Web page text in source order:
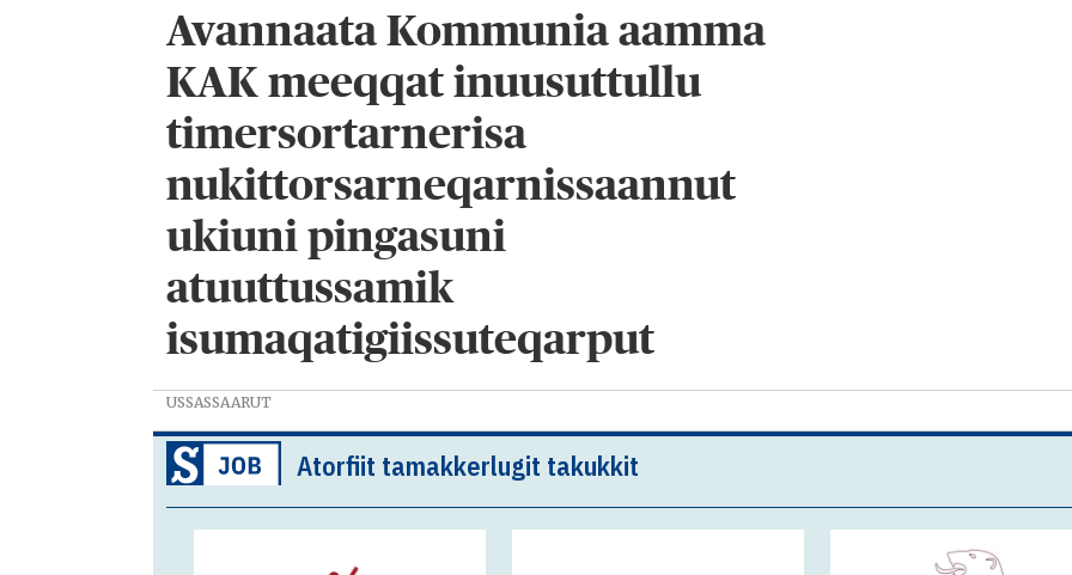
Avannaata Kommunia aamma
KAK meeqqat inuusuttullu
timersortarnerisa
nukittorsarneqarnissaannut
ukiuni pingasuni
atuuttussamik
isumaqatigiissuteqarput
USSASSAARUT
Atorfiit tamakkerlugit takukkit